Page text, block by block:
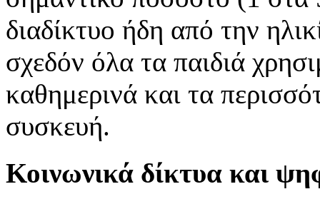
διαδίκτυο ήδη από την
σχεδόν όλα τα παιδιά
καθημερινά και τα
συσκευή.
Κοινωνικά δίκτυα και